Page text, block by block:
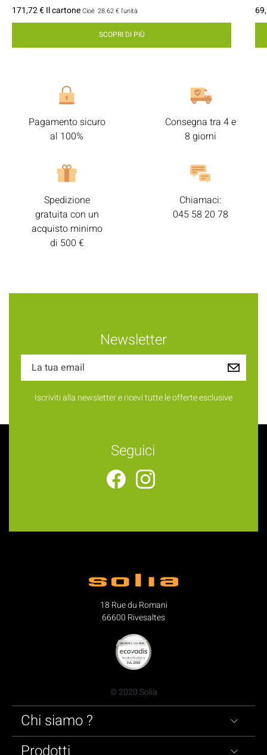
171,72 € Il cartoneCioè 28.62 € l'unità
SCOPRI DI PIÙ
Pagamento sicuro
al 100%
Consegna tra 4 e
8 giorni
Spedizione
gratuita con un
acquisto minimo
di 500 €
Chiamaci:
045 58 20 78
Newsletter
Iscriviti alla newsletter e ricevi tutte le offerte esclusive
Seguici
18 Rue du Romani
66600 Rivesaltes
© 2020 Solia
Chi siamo ?